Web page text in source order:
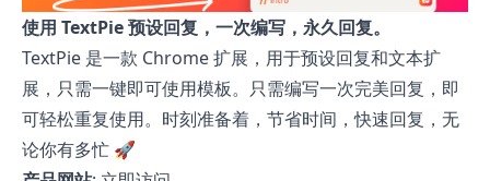
使用 TextPie 预设回复， 一次编写，永久回复。
TextPie 是一款 Chrome 扩展，用于预设回复和文本扩
展，只需一键即可使用模板。只需编写一次完美回复，即
可轻松重复使用。时刻准备着，节省时间，快速回复，无
论你有多忙 🚀